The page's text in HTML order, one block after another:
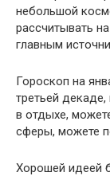
небольшой
рассчитывать
главным
Гороскоп на
третьей
в отдыхе,
сферы, можете
Хорошей идеей